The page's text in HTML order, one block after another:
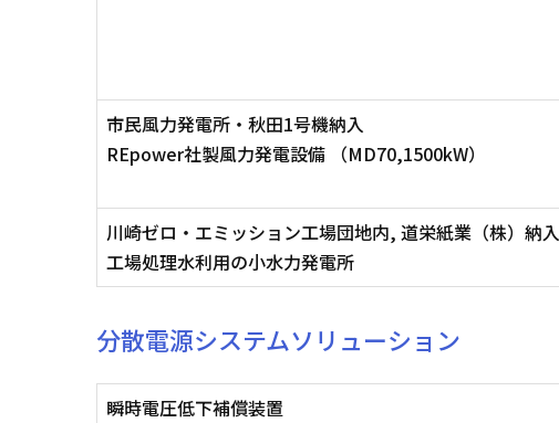
市民風力発電所・秋田1号機納入
REpower社製風力発電設備 （MD70,1500kW）
川崎ゼロ・エミッション工場団地内, 道栄紙業（株）納入
工場処理水利用の小水力発電所
分散電源システムソリューション
瞬時電圧低下補償装置